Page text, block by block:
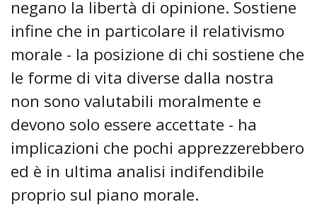
negano la libertà di opinione. Sostiene
infine che in particolare il relativismo
morale - la posizione di chi sostiene che
le forme di vita diverse dalla nostra
non sono valutabili moralmente e
devono solo essere accettate - ha
implicazioni che pochi apprezzerebbero
ed è in ultima analisi indifendibile
proprio sul piano morale.